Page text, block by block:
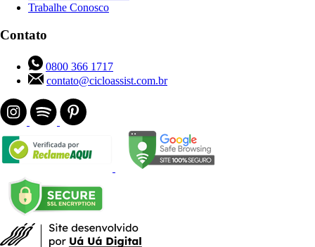
Trabalhe Conosco
Contato
0800 366 1717
contato@cicloassist.com.br